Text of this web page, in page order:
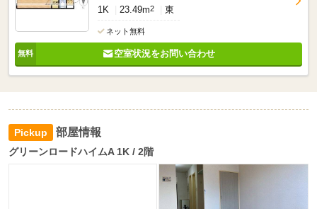
1K
23.49m2 東
ネット無料
空室状況をお問い合わせ
部屋情報
グリーンロードハイムA 1K / 2階